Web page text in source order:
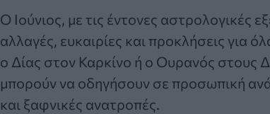
Ο Ιούνιος, με τις έντονες αστρολογικές
αλλαγές, ευκαιρίες και προκλήσεις για
ο Δίας στον Καρκίνο ή ο Ουρανός στους
μπορούν να οδηγήσουν σε προσωπική
και ξαφνικές ανατροπές.